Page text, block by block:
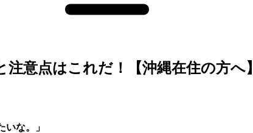
意点はこれだ！【沖縄在住の方へ】
いな。」